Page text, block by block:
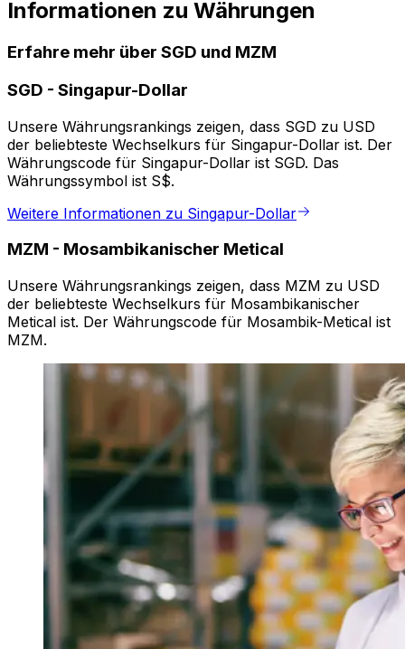
Informationen zu Währungen
Erfahre mehr über SGD und MZM
SGD - Singapur-Dollar
Unsere Währungsrankings zeigen, dass SGD zu USD
der beliebteste Wechselkurs für Singapur-Dollar ist. Der
Währungscode für Singapur-Dollar ist SGD. Das
Währungssymbol ist S$.
Weitere Informationen zu Singapur-Dollar
MZM - Mosambikanischer Metical
Unsere Währungsrankings zeigen, dass MZM zu USD
der beliebteste Wechselkurs für Mosambikanischer
Metical ist. Der Währungscode für Mosambik-Metical ist
MZM.